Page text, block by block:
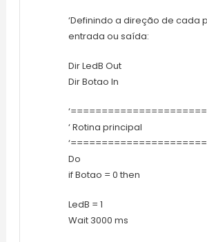
‘Definindo a direção de cada
entrada ou saída:
Dir LedB Out
Dir Botao In
‘ Rotina principal
Do
if Botao = 0 then
LedB = 1
Wait 3000 ms